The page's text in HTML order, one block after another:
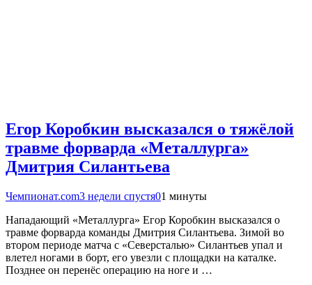
Егор Коробкин высказался о тяжёлой
травме форварда «Металлурга»
Дмитрия Силантьева
Чемпионат.com3 недели спустя01 минуты
Нападающий «Металлурга» Егор Коробкин высказался о
травме форварда команды Дмитрия Силантьева. Зимой во
втором периоде матча с «Северсталью» Силантьев упал и
влетел ногами в борт, его увезли с площадки на каталке.
Позднее он перенёс операцию на ноге и …